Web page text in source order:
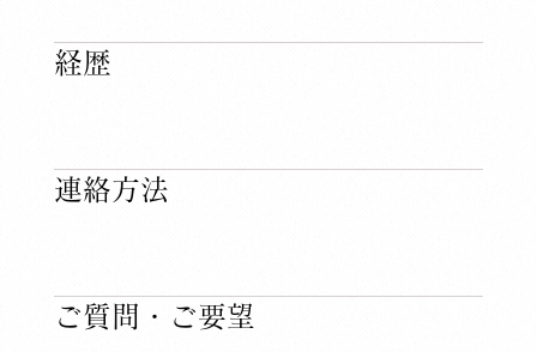
​経歴
連絡方法
​ご質問・ご要望